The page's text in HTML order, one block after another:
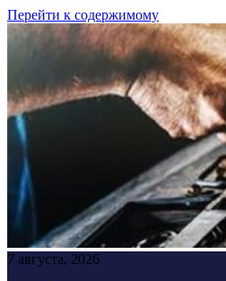
Перейти к содержимому
7 августа, 2026